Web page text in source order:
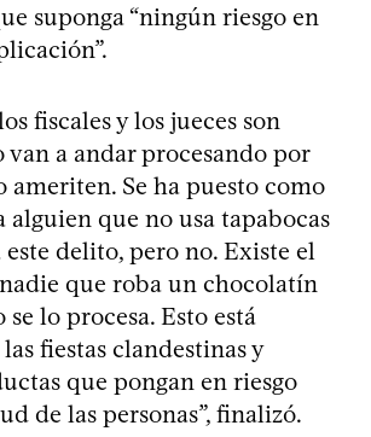
suponga “ningún riesgo en
fiscales y los jueces son
van a andar procesando por
ameriten. Se ha puesto como
alguien que no usa tapabocas
delito, pero no. Existe el
que roba un chocolatín
lo procesa. Esto está
fiestas clandestinas y
que pongan en riesgo
de las personas”, finalizó.